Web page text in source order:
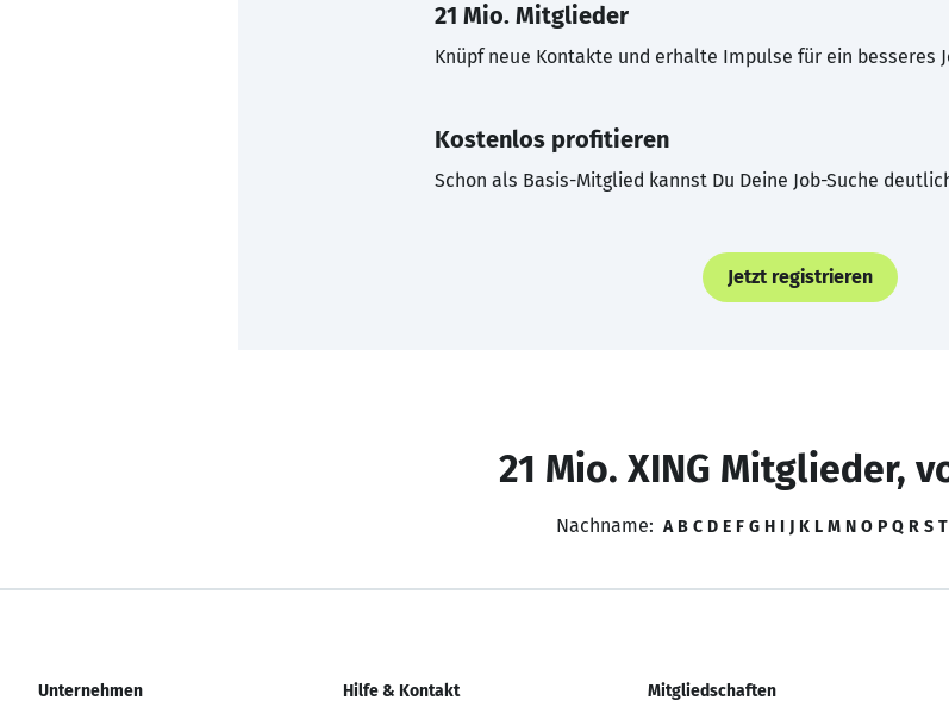
21 Mio. Mitglieder
Knüpf neue Kontakte und erhalte Impulse für ein besseres
Kostenlos profitieren
Schon als Basis-Mitglied kannst Du Deine Job-Suche
Jetzt registrieren
21 Mio. XING Mitglieder,
Nachname: A B C D E F G H I J K L M N O P Q R S T
Unternehmen Hilfe & Kontakt Mitgliedschaften